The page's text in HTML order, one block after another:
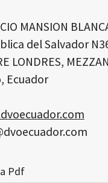
MANSION
del Salvador
LONDRES,
Ecuador
Pdf